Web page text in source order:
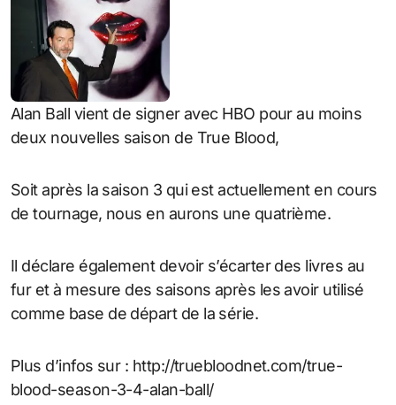
Alan Ball vient de signer avec HBO pour au moins
deux nouvelles saison de True Blood,
Soit après la saison 3 qui est actuellement en cours
de tournage, nous en aurons une quatrième.
Il déclare également devoir s’écarter des livres au
fur et à mesure des saisons après les avoir utilisé
comme base de départ de la série.
Plus d’infos sur : http://truebloodnet.com/true-
blood-season-3-4-alan-ball/